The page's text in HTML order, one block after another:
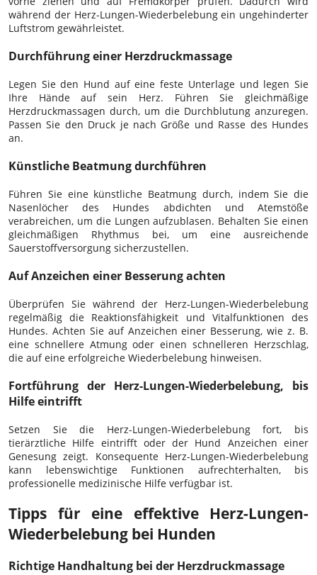
während der Herz-Lungen-Wiederbelebung ein ungehinderter
Luftstrom gewährleistet.
Durchführung einer Herzdruckmassage
Legen Sie den Hund auf eine feste Unterlage und legen Sie
Ihre Hände auf sein Herz. Führen Sie gleichmäßige
Herzdruckmassagen durch, um die Durchblutung anzuregen.
Passen Sie den Druck je nach Größe und Rasse des Hundes
an.
Künstliche Beatmung durchführen
Führen Sie eine künstliche Beatmung durch, indem Sie die
Nasenlöcher des Hundes abdichten und Atemstöße
verabreichen, um die Lungen aufzublasen. Behalten Sie einen
gleichmäßigen Rhythmus bei, um eine ausreichende
Sauerstoffversorgung sicherzustellen.
Auf Anzeichen einer Besserung achten
Überprüfen Sie während der Herz-Lungen-Wiederbelebung
regelmäßig die Reaktionsfähigkeit und Vitalfunktionen des
Hundes. Achten Sie auf Anzeichen einer Besserung, wie z. B.
eine schnellere Atmung oder einen schnelleren Herzschlag,
die auf eine erfolgreiche Wiederbelebung hinweisen.
Fortführung der Herz-Lungen-Wiederbelebung, bis
Hilfe eintrifft
Setzen Sie die Herz-Lungen-Wiederbelebung fort, bis
tierärztliche Hilfe eintrifft oder der Hund Anzeichen einer
Genesung zeigt. Konsequente Herz-Lungen-Wiederbelebung
kann lebenswichtige Funktionen aufrechterhalten, bis
professionelle medizinische Hilfe verfügbar ist.
Tipps für eine effektive Herz-Lungen-
Wiederbelebung bei Hunden
Richtige Handhaltung bei der Herzdruckmassage